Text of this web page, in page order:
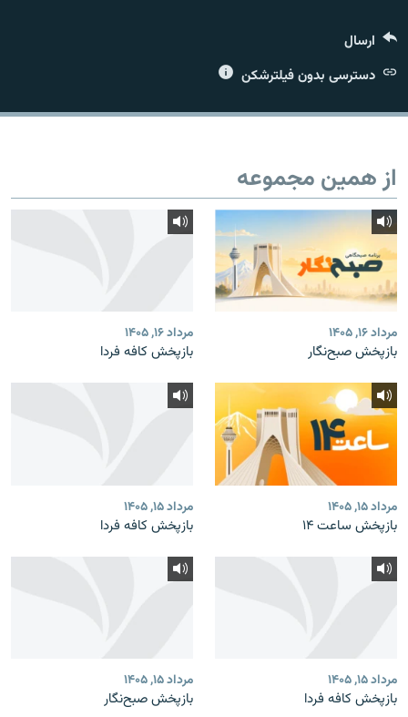
زبان‌های دیگر
ارسال
دسترسی بدون فیلترشکن
از همین مجموعه
مرداد ۱۶, ۱۴۰۵
بازپخش صبح‌نگار
مرداد ۱۶, ۱۴۰۵
بازپخش کافه فردا
مرداد ۱۵, ۱۴۰۵
بازپخش ساعت ۱۴
مرداد ۱۵, ۱۴۰۵
بازپخش کافه فردا
مرداد ۱۵, ۱۴۰۵
بازپخش کافه فردا
مرداد ۱۵, ۱۴۰۵
بازپخش صبح‌نگار